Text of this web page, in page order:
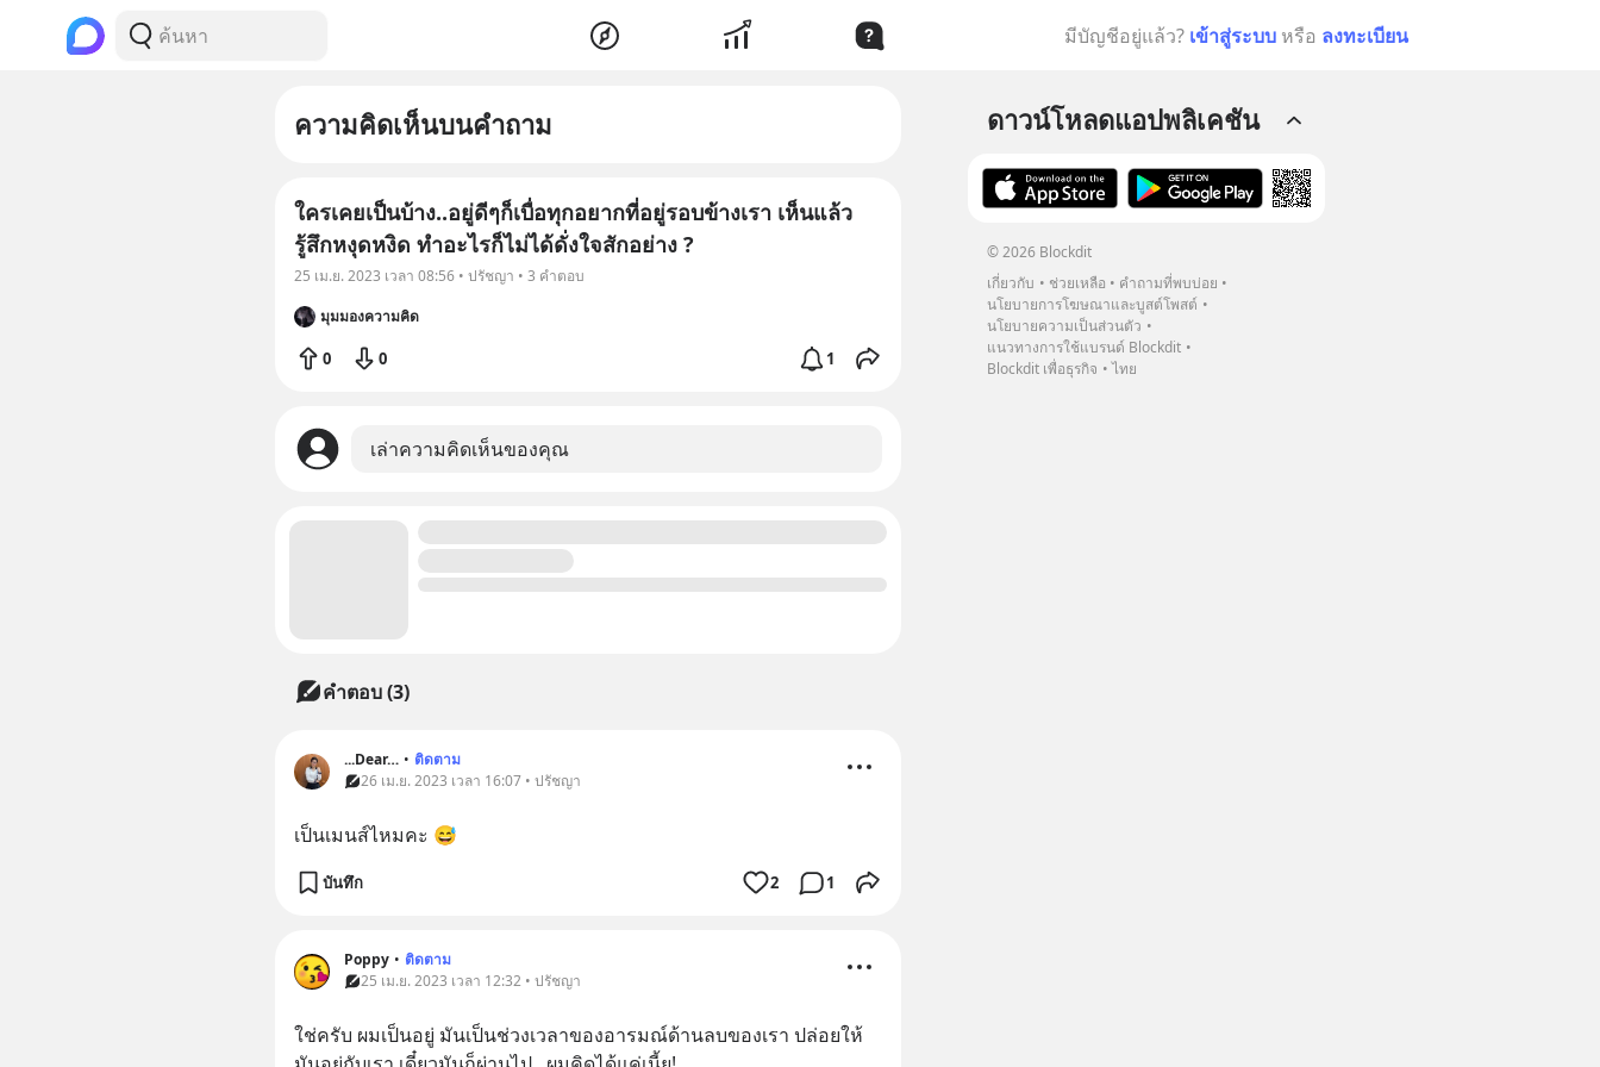
มีบัญชีอยู่แล้ว? เข้าสู่ระบบ หรือ ลงทะเบียน
ความคิดเห็นบนคำถาม
ใครเคยเป็นบ้าง..อยู่ดีๆก็เบื่อทุกอยากที่อยู่รอบข้างเรา เห็นแล้ว
รู้สึกหงุดหงิด ทำอะไรก็ไม่ได้ดั่งใจสักอย่าง ?
25 เม.ย. 2023 เวลา 08:56 • ปรัชญา • 3 คำตอบ
มุมมองความคิด
0 0 1
เล่าความคิดเห็นของคุณ
คำตอบ (3)
...Dear… • ติดตาม
26 เม.ย. 2023 เวลา 16:07 • ปรัชญา
เป็นเมนส์ไหมคะ 😅
บันทึก 2 1
Poppy • ติดตาม
25 เม.ย. 2023 เวลา 12:32 • ปรัชญา
ใช่ครับ ผมเป็นอยู่ มันเป็นช่วงเวลาของอารมณ์ด้านลบของเรา ปล่อยให้
ดาวน์โหลดแอปพลิเคชัน
© 2026 Blockdit
เกี่ยวกับ
ช่วยเหลือ
คำถามที่พบบ่อย
นโยบายการโฆษณาและบูสต์โพสต์
นโยบายความเป็นส่วนตัว
แนวทางการใช้แบรนด์ Blockdit
Blockdit เพื่อธุรกิจ
ไทย